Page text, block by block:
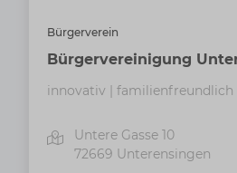
Bürgerverein
Bürgervereinigung
innovativ | familienfreundlich
Untere Gasse 10
72669 Unterensingen